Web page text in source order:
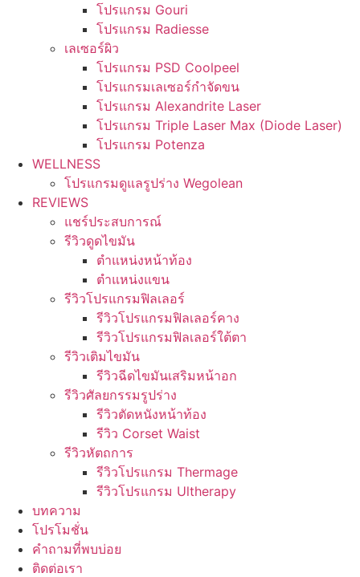
โปรแกรม Gouri
โปรแกรม Radiesse
เลเซอร์ผิว
โปรแกรม PSD Coolpeel
โปรแกรมเลเซอร์กำจัดขน
โปรแกรม Alexandrite Laser
โปรแกรม Triple Laser Max (Diode Laser)
โปรแกรม Potenza
WELLNESS
โปรแกรมดูแลรูปร่าง Wegolean
REVIEWS
แชร์ประสบการณ์
รีวิวดูดไขมัน
ตำแหน่งหน้าท้อง
ตำแหน่งแขน
รีวิวโปรแกรมฟิลเลอร์
รีวิวโปรแกรมฟิลเลอร์คาง
รีวิวโปรแกรมฟิลเลอร์ใต้ตา
รีวิวเติมไขมัน
รีวิวฉีดไขมันเสริมหน้าอก
รีวิวศัลยกรรมรูปร่าง
รีวิวตัดหนังหน้าท้อง
รีวิว Corset Waist
รีวิวหัตถการ
รีวิวโปรแกรม Thermage
รีวิวโปรแกรม Ultherapy
บทความ
โปรโมชั่น
คำถามที่พบบ่อย
ติดต่อเรา